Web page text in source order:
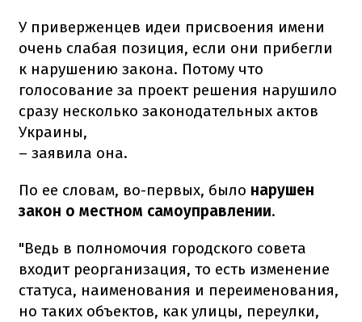
У приверженцев идеи присвоения имени
очень слабая позиция, если они прибегли
к нарушению закона. Потому что
голосование за проект решения нарушило
сразу несколько законодательных актов
Украины,
– заявила она.
По ее словам, во-первых, было нарушен
закон о местном самоуправлении.
"Ведь в полномочия городского совета
входит реорганизация, то есть изменение
статуса, наименования и переименования,
но таких объектов, как улицы, переулки,